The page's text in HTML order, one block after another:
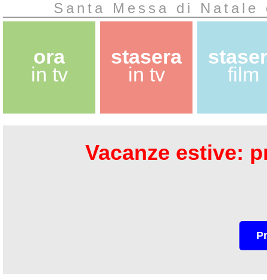
Santa Messa di Natale
ora
in tv
stasera
in tv
film
Vacanze estive: